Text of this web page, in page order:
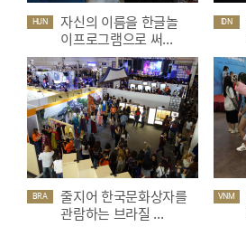
HUN
자신의 이름을 한글놀
이프로그램으로 써...
IDN
BRA
줄지어 한국문화상자를
관람하는 브라질 ...
VNM